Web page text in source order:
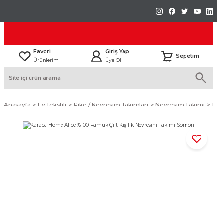
Favori
Ürünlerim
Giriş Yap
Üye Ol
Sepetim
Anasayfa Ev Tekstili Pike / Nevresim Takımları Nevresim Takımı